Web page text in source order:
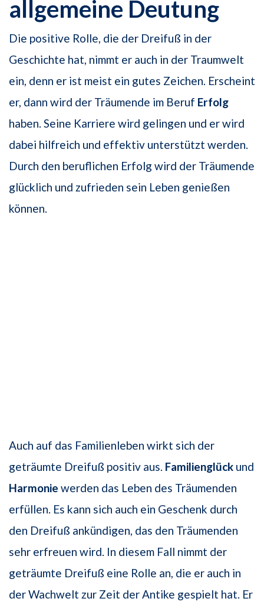
allgemeine Deutung
Die positive Rolle, die der Dreifuß in der
Geschichte hat, nimmt er auch in der Traumwelt
ein, denn er ist meist ein gutes Zeichen. Erscheint
er, dann wird der Träumende im Beruf Erfolg
haben. Seine Karriere wird gelingen und er wird
dabei hilfreich und effektiv unterstützt werden.
Durch den beruflichen Erfolg wird der Träumende
glücklich und zufrieden sein Leben genießen
können.
Auch auf das Familienleben wirkt sich der
geträumte Dreifuß positiv aus. Familienglück und
Harmonie werden das Leben des Träumenden
erfüllen. Es kann sich auch ein Geschenk durch
den Dreifuß ankündigen, das den Träumenden
sehr erfreuen wird. In diesem Fall nimmt der
geträumte Dreifuß eine Rolle an, die er auch in
der Wachwelt zur Zeit der Antike gespielt hat. Er